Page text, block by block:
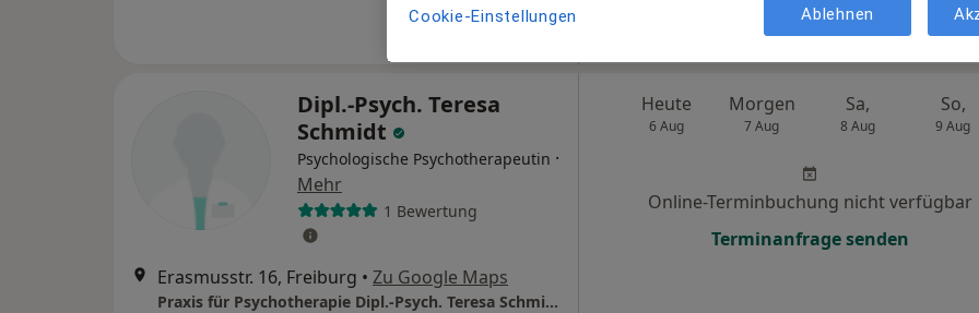
Dipl.-Psych. Teresa
Schmidt
Psychologische Psychotherapeutin ·
Mehr
1 Bewertung
Erasmusstr. 16, Freiburg • Zu Google Maps
Praxis für Psychotherapie Dipl.-Psych. Teresa Schmidt
Heute
6 Aug
Morgen
7 Aug
Sa,
8 Aug
So,
9 Aug
Online-Terminbuchung nicht verfügbar
Terminanfrage senden
Cookie-Einstellungen Ablehnen